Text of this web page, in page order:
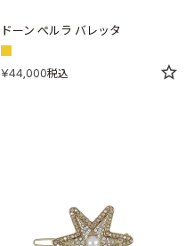
ドーン ぺルラ バレッタ
¥44,000税込